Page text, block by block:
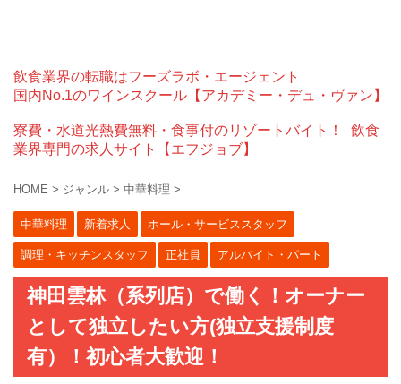
飲食業界の転職はフーズラボ・エージェント
国内No.1のワインスクール【アカデミー・デュ・ヴァン】
寮費・水道光熱費無料・食事付のリゾートバイト！
飲食
業界専門の求人サイト【エフジョブ】
HOME > ジャンル > 中華料理 >
中華料理 新着求人 ホール・サービススタッフ
調理・キッチンスタッフ 正社員 アルバイト・パート
神田雲林（系列店）で働く！オーナー
として独立したい方(独立支援制度
有）！初心者大歓迎！